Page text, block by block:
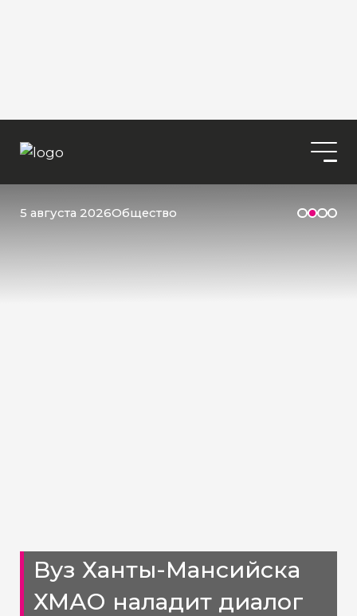
5 августа 2026Общество
Вуз Ханты-Мансийска
ХМАО наладит диалог